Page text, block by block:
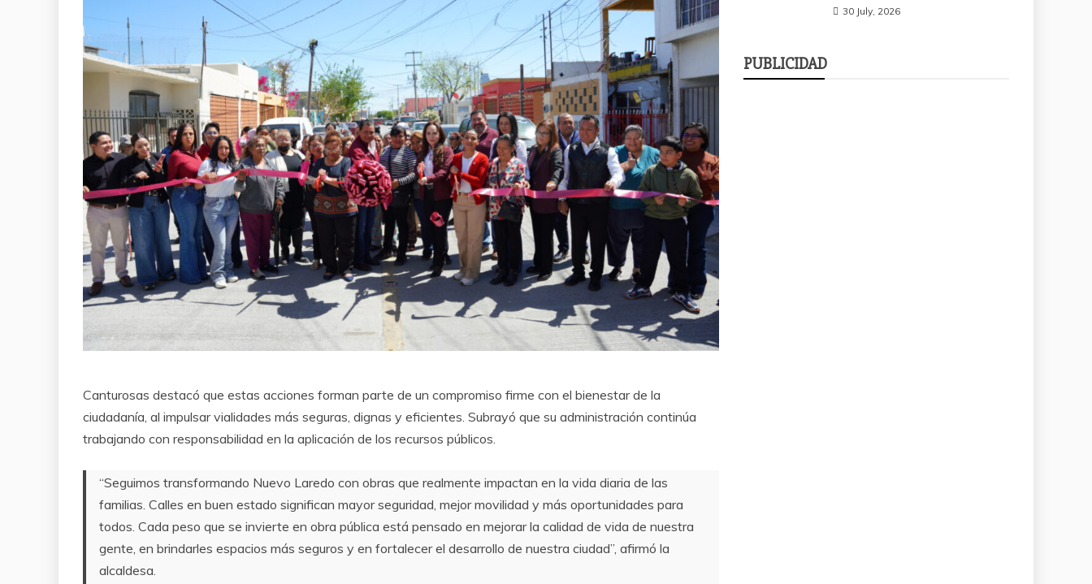
Canturosas destacó que estas acciones forman parte de un compromiso firme con el bienestar de la
ciudadanía, al impulsar vialidades más seguras, dignas y eficientes. Subrayó que su administración continúa
trabajando con responsabilidad en la aplicación de los recursos públicos.
“Seguimos transformando Nuevo Laredo con obras que realmente impactan en la vida diaria de las
familias. Calles en buen estado significan mayor seguridad, mejor movilidad y más oportunidades para
todos. Cada peso que se invierte en obra pública está pensado en mejorar la calidad de vida de nuestra
gente, en brindarles espacios más seguros y en fortalecer el desarrollo de nuestra ciudad”, afirmó la
alcaldesa.
30 July, 2026
PUBLICIDAD